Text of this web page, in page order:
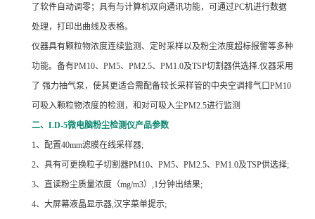
了软件自动调零；具有与计算机双向通讯功能，可通过PC机进行数据
处理，打印出曲线及表格。
仪器具有颗粒物浓度连续监测、定时采样以及粉尘浓度超标报警等多种
功能。备有PM10、PM5、PM2.5、PM1.0及TSP切割器供选择.仪器采用
了 强力抽气泵，使其更适合需配备较长采样管的中央空调排气口PM10
可吸入颗粒物浓度的检测，和对可吸入尘PM2.5进行监测
二、LD-5微电脑粉尘检测仪产品参数
1、配置40mm滤膜在线采样器;
2、具有可更换粒子切割器PM10、PM5、PM2.5、PM1.0及TSP供选择;
3、直读粉尘质量浓度（mg/m3）,1分钟出结果;
4、大屏幕液晶显示器,汉字菜单提示;